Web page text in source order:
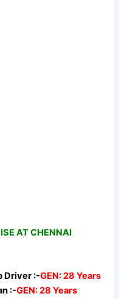
AT CHENNAI
Driver :-GEN: 28 Years
:-GEN: 28 Years